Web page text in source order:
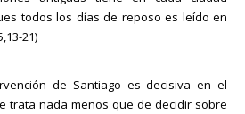
todos los días de reposo es leído en
21)
de Santiago es decisiva en el
trata nada menos que de decidir sobre